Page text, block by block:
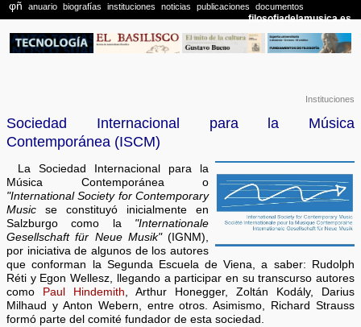
Instituciones
Sociedad Internacional para la Música
Contemporánea (ISCM)
La Sociedad Internacional para la
Música Contemporánea o
"International Society for Contemporary
Music se constituyó inicialmente en
Salzburgo como la "Internationale
Gesellschaft für Neue Musik"(IGNM),
por iniciativa de algunos de los autores
que conforman la Segunda Escuela de Viena, a saber: Rudolph
Réti y Egon Wellesz, llegando a participar en su transcurso autores
como
Paul Hindemith, Arthur Honegger, Zoltán Kodály, Darius
Milhaud y Anton Webern, entre otros. Asimismo, Richard Strauss
formó parte del comité fundador de esta sociedad.